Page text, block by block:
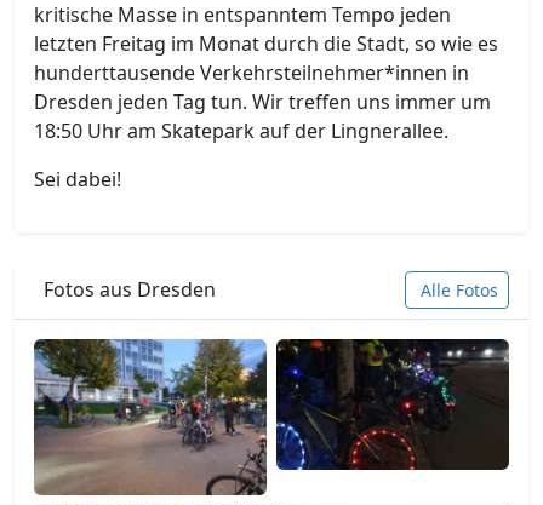
kritische Masse in entspanntem Tempo jeden
letzten Freitag im Monat durch die Stadt, so wie es
hunderttausende Verkehrsteilnehmer*innen in
Dresden jeden Tag tun. Wir treffen uns immer um
18:50 Uhr am Skatepark auf der Lingnerallee.
Sei dabei!
Fotos aus Dresden Alle Fotos